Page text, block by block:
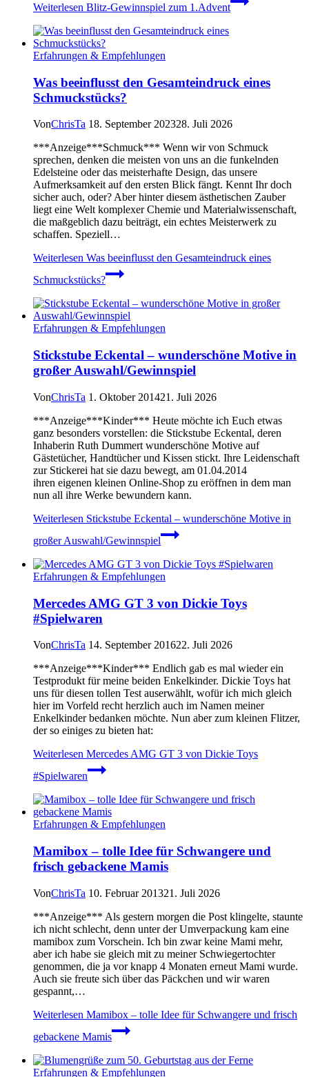
Weiterlesen Blitz-Gewinnspiel zum 1.Advent
Erfahrungen & Empfehlungen
Was beeinflusst den Gesamteindruck eines
Schmuckstücks?
VonChrisTa 18. September 202328. Juli 2026
***Anzeige***Schmuck*** Wenn wir von Schmuck
sprechen, denken die meisten von uns an die funkelnden
Edelsteine oder das meisterhafte Design, das unsere
Aufmerksamkeit auf den ersten Blick fängt. Kennt Ihr doch
sicher auch, oder? Aber hinter diesem ästhetischen Zauber
liegt eine Welt komplexer Chemie und Materialwissenschaft,
die maßgeblich dazu beiträgt, ein echtes Meisterwerk zu
schaffen. Speziell…
Weiterlesen Was beeinflusst den Gesamteindruck eines
Schmuckstücks?
Erfahrungen & Empfehlungen
Stickstube Eckental – wunderschöne Motive in
großer Auswahl/Gewinnspiel
VonChrisTa 1. Oktober 201421. Juli 2026
***Anzeige***Kinder*** Heute möchte ich Euch etwas
ganz besonders vorstellen: die Stickstube Eckental, deren
Inhaberin Ruth Dummert wunderschöne Motive auf
Gästetücher, Handtücher und Kissen stickt. Ihre Leidenschaft
zur Stickerei hat sie dazu bewegt, am 01.04.2014
ihren eigenen kleinen Online-Shop zu eröffnen in dem man
nun all ihre Werke bewundern kann.
Weiterlesen Stickstube Eckental – wunderschöne Motive in
großer Auswahl/Gewinnspiel
Erfahrungen & Empfehlungen
Mercedes AMG GT 3 von Dickie Toys
#Spielwaren
VonChrisTa 14. September 201622. Juli 2026
***Anzeige***Kinder*** Endlich gab es mal wieder ein
Testprodukt für meine beiden Enkelkinder. Dickie Toys hat
uns für diesen tollen Test auserwählt, wofür ich mich gleich
hier im Vorfeld recht herzlich auch im Namen meiner
Enkelkinder bedanken möchte. Nun aber zum kleinen Flitzer,
der so einiges zu bieten hat:
Weiterlesen Mercedes AMG GT 3 von Dickie Toys
#Spielwaren
Erfahrungen & Empfehlungen
Mamibox – tolle Idee für Schwangere und
frisch gebackene Mamis
VonChrisTa 10. Februar 201321. Juli 2026
***Anzeige*** Als gestern morgen die Post klingelte, staunte
ich nicht schlecht, denn unter der Umverpackung kam eine
mamibox zum Vorschein. Ich bin zwar keine Mami mehr,
aber ich habe sie gleich mit zu meiner Schwiegertochter
genommen, die ja vor knapp 4 Monaten erneut Mami wurde.
Auch sie freute sich über das Päckchen und wir waren
gespannt,…
Weiterlesen Mamibox – tolle Idee für Schwangere und frisch
gebackene Mamis
Erfahrungen & Empfehlungen